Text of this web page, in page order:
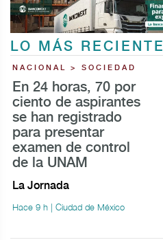
LO MÁS RECIENTE
NACIONAL > SOCIEDAD
En 24 horas, 70 por
ciento de aspirantes
se han registrado
para presentar
examen de control
de la UNAM
La Jornada
Hace 9 h | Ciudad de México